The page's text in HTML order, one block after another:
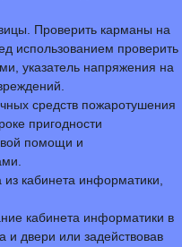
Проверить карманы на
использованием проверить
указатель напряжения на
средств пожаротушения
пригодности
помощи и
кабинета информатики,
кабинета информатики в
и двери или задействовав